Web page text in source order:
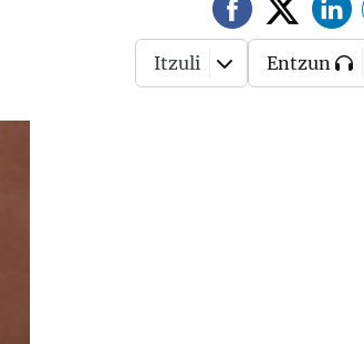
Itzuli Entzun